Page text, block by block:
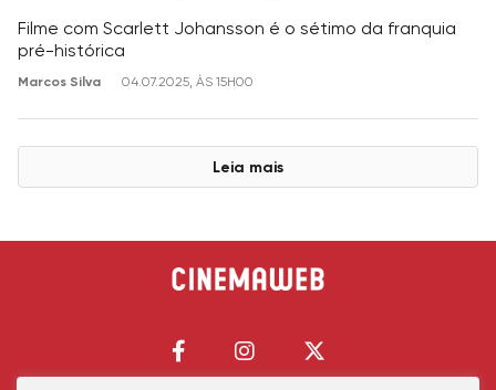
Filme com Scarlett Johansson é o sétimo da franquia
pré-histórica
Marcos Silva 04.07.2025, ÀS 15H00
Leia mais